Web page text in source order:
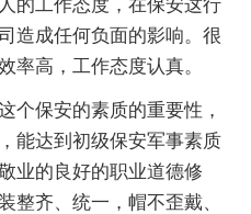
的工作态度，在保安这行
造成任何负面的影响。很
率高，工作态度认真。
个保安的素质的重要性，
能达到初级保安军事素质
业的良好的职业道德修
整齐、统一，帽不歪戴、